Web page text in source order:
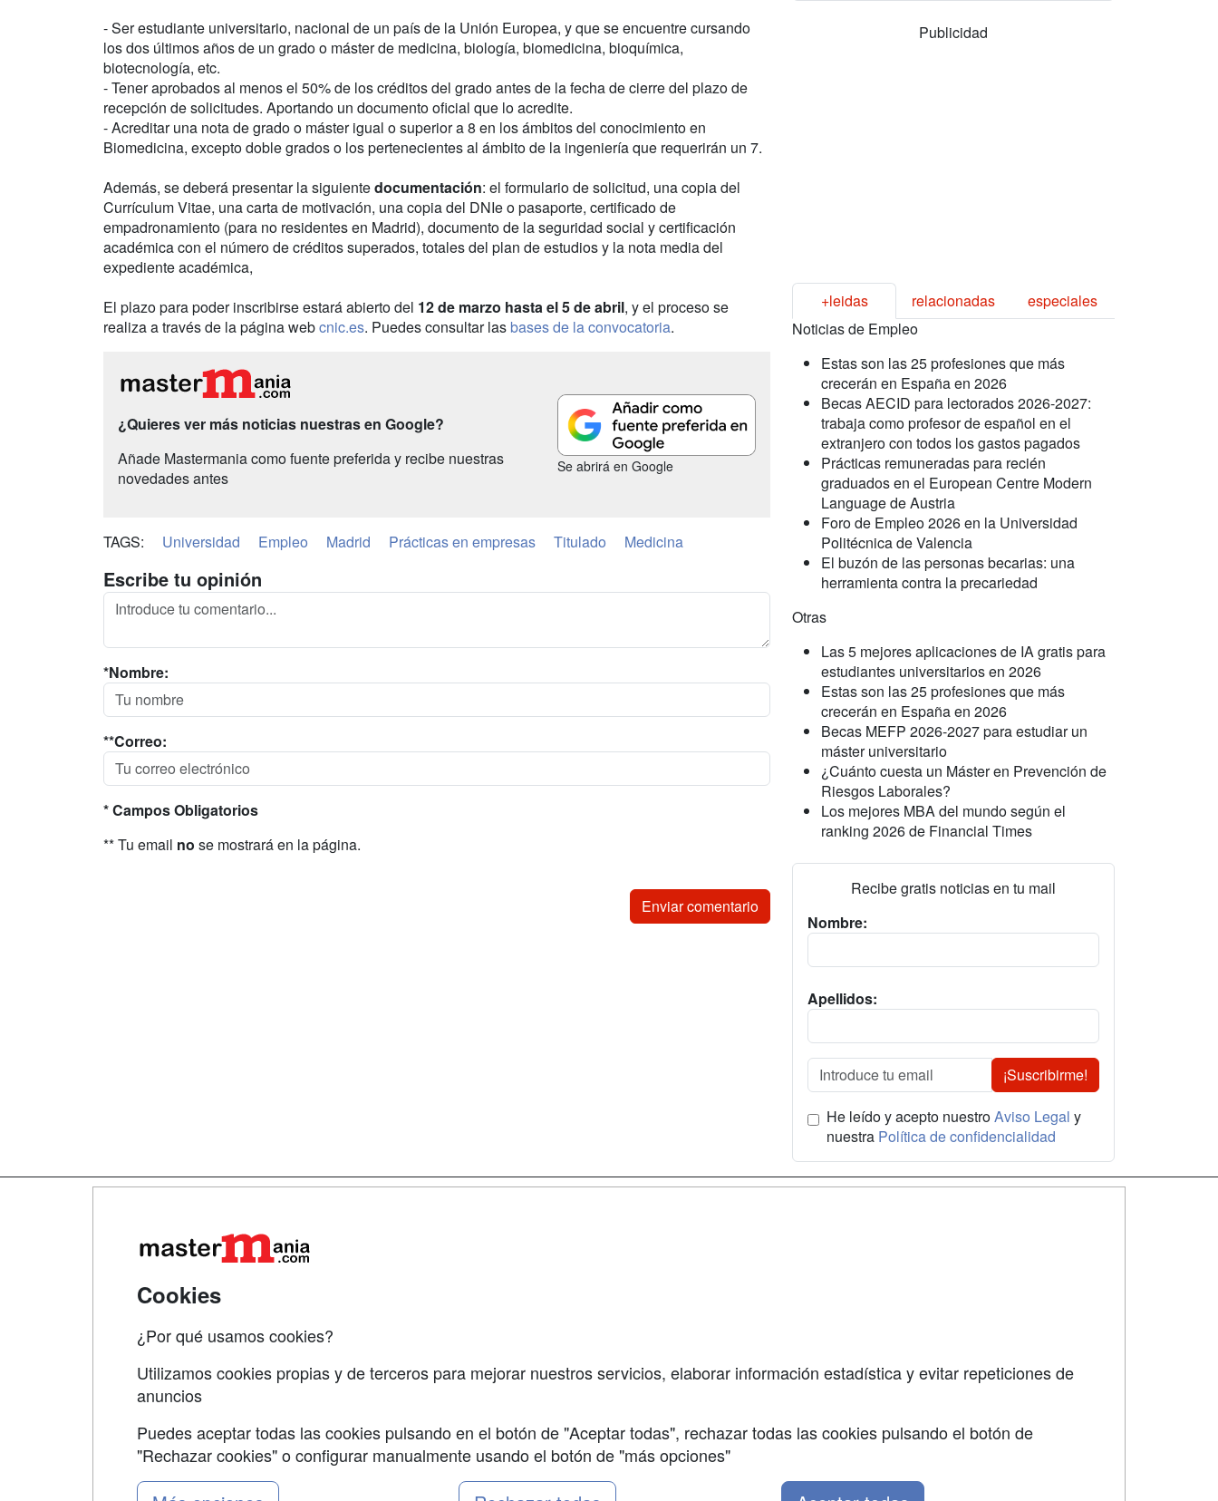
- Ser estudiante universitario, nacional de un país de la Unión Europea, y que se encuentre cursando
los dos últimos años de un grado o máster de medicina, biología, biomedicina, bioquímica,
biotecnología, etc.
- Tener aprobados al menos el 50% de los créditos del grado antes de la fecha de cierre del plazo de
recepción de solicitudes. Aportando un documento oficial que lo acredite.
- Acreditar una nota de grado o máster igual o superior a 8 en los ámbitos del conocimiento en
Biomedicina, excepto doble grados o los pertenecientes al ámbito de la ingeniería que requerirán un 7.
Además, se deberá presentar la siguientedocumentación: el formulario de solicitud, una copia del
Currículum Vitae, una carta de motivación, una copia del DNIe o pasaporte, certificado de
empadronamiento (para no residentes en Madrid), documento de la seguridad social y certificación
académica con el número de créditos superados, totales del plan de estudios y la nota media del
expediente académica,
El plazo para poder inscribirse estará abierto del 12 de marzo hasta el 5 de abril, y el proceso se
realiza a través de la página webcnic.es. Puedes consultar lasbases de la convocatoria.
¿Quieres ver más noticias nuestras en Google?
Añade Mastermania como fuente preferida y recibe nuestras
novedades antes
Se abrirá en Google
TAGS: Universidad Empleo Madrid Prácticas en empresas Titulado Medicina
Escribe tu opinión
*Nombre:
**Correo:
* Campos Obligatorios
** Tu email no se mostrará en la página.
Publicidad
+leidas relacionadas
especiales
Noticias de Empleo
Estas son las 25 profesiones que más
crecerán en España en 2026
Becas AECID para lectorados 2026-2027:
trabaja como profesor de español en el
extranjero con todos los gastos pagados
Prácticas remuneradas para recién
graduados en el European Centre Modern
Language de Austria
Foro de Empleo 2026 en la Universidad
Politécnica de Valencia
El buzón de las personas becarias: una
herramienta contra la precariedad
Otras
Las 5 mejores aplicaciones de IA gratis para
estudiantes universitarios en 2026
Estas son las 25 profesiones que más
crecerán en España en 2026
Becas MEFP 2026-2027 para estudiar un
máster universitario
¿Cuánto cuesta un Máster en Prevención de
Riesgos Laborales?
Los mejores MBA del mundo según el
ranking 2026 de Financial Times
Recibe gratis noticias en tu mail
Nombre:
Apellidos:
¡Suscribirme!
He leído y acepto nuestroAviso Legal y
nuestra Política de confidencialidad
Grupo formazion:
Cookies
¿Por qué usamos cookies?
Utilizamos cookies propias y de terceros para mejorar nuestros servicios, elaborar información estadística y evitar repeticiones de
anuncios
Puedes aceptar todas las cookies pulsando en el botón de "Aceptar todas", rechazar todas las cookies pulsando el botón de
"Rechazar cookies" o configurar manualmente usando el botón de "más opciones"